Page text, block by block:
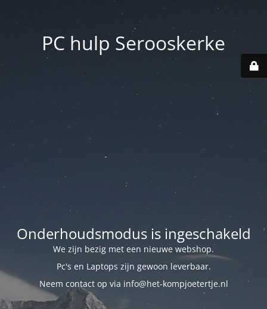
PC hulp Serooskerke
Onderhoudsmodus is ingeschakeld
We zijn bezig met een nieuwe webshop.
Pc's en Laptops zijn gewoon leverbaar.
Neem contact op via info@het-kompjoetertje.nl